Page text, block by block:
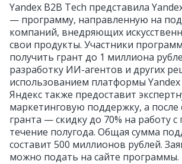
Yandex B2B Tech представила
— программу, направленную на
компаний, внедряющих
свои продукты. Участники
получить грант до 1 миллиона
разработку ИИ-агентов и других
использованием платформы Yandex
Яндекс также предоставит
маркетинговую поддержку, а после
гранта — скидку до 70% на работу
течение полугода. Общая сумма
составит 500 миллионов рублей.
можно подать на сайте программы.